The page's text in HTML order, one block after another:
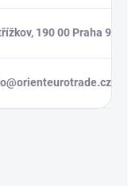
190 00 Praha 9